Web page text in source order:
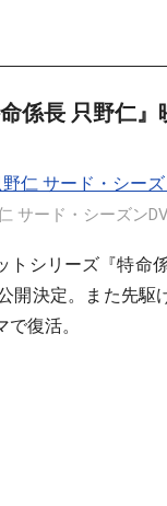
係長 只野仁』
サード・シーズン
トシリーズ『特命
開決定。また先駆
復活。